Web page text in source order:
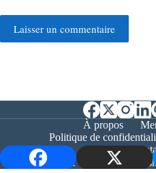
Laisser un commentaire
À propos
Politique de
Copyright © 2026 -